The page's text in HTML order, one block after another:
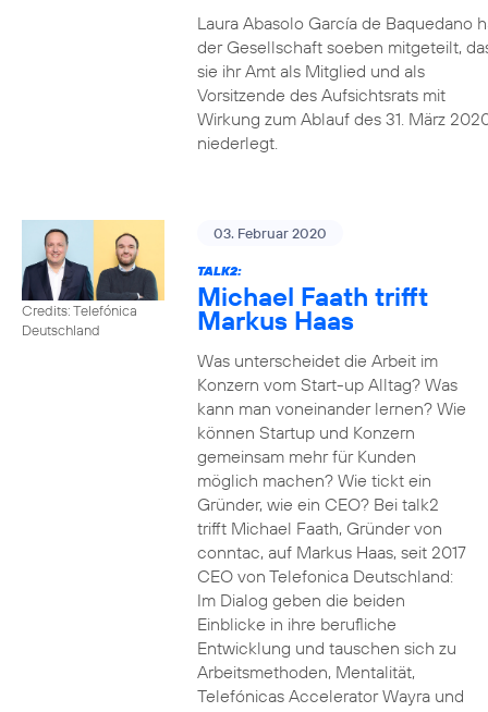
Laura Abasolo García de Baquedano
der Gesellschaft soeben mitgeteilt,
sie ihr Amt als Mitglied und als
Vorsitzende des Aufsichtsrats mit
Wirkung zum Ablauf des 31. März
niederlegt.
Credits: Telefónica
Deutschland
03. Februar 2020
TALK2:
Michael Faath trifft
Markus Haas
Was unterscheidet die Arbeit im
Konzern vom Start-up Alltag? Was
kann man voneinander lernen? Wie
können Startup und Konzern
gemeinsam mehr für Kunden
möglich machen? Wie tickt ein
Gründer, wie ein CEO? Bei talk2
trifft Michael Faath, Gründer von
conntac, auf Markus Haas, seit 2017
CEO von Telefonica Deutschland:
Im Dialog geben die beiden
Einblicke in ihre berufliche
Entwicklung und tauschen sich zu
Arbeitsmethoden, Mentalität,
Telefónicas Accelerator Wayra und